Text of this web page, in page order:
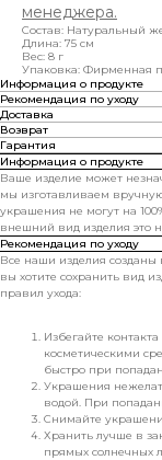
менеджера.
Состав: Натуральный
Длина: 75 см
Вес: 8 г
Упаковка: Фирменная
Информация о продукте
Рекомендация по уходу
Доставка
Возврат
Гарантия
Информация о продукте
Ваше изделие может
мы изготавливаем
украшения не могут на
внешний вид изделия это
Рекомендация по уходу
Все наши изделия созданы
вы хотите сохранить вид
правил ухода:
Избегайте
косметическими
быстро при
Украшения
водой. При
Снимайте
Хранить лучше в
прямых солнечных